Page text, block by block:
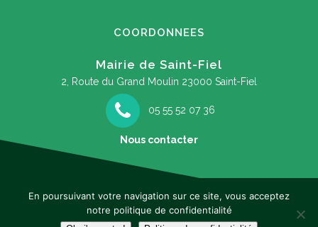
COORDONNEES
Mairie de Saint-Fiel
2, Route du Grand Moulin 23000 Saint-Fiel
05 55 52 07 36
Nous contacter
Mentions légales
En poursuivant votre navigation sur ce site, vous acceptez
notre politique de confidentialité